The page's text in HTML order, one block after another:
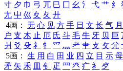
寸 夕 巾 弓 兀 巳 囗 幺 氵 弋 艹 纟
尢 屮 巛 夊 夂 廾
4画： 无 心 见 方 手 日 文 长 气 月
户 支 木 止 厄 氏 斗 毛 牛 牙 贝 巨
爿 爻 殳 礻 牜 爫 灬 耂 肀 攴 攵 尣
5画： 生 用 白 田 业 四 立 目 示 母
矛 矢 禾 皿 钅 疋 罒 癶 疒 衤
歺